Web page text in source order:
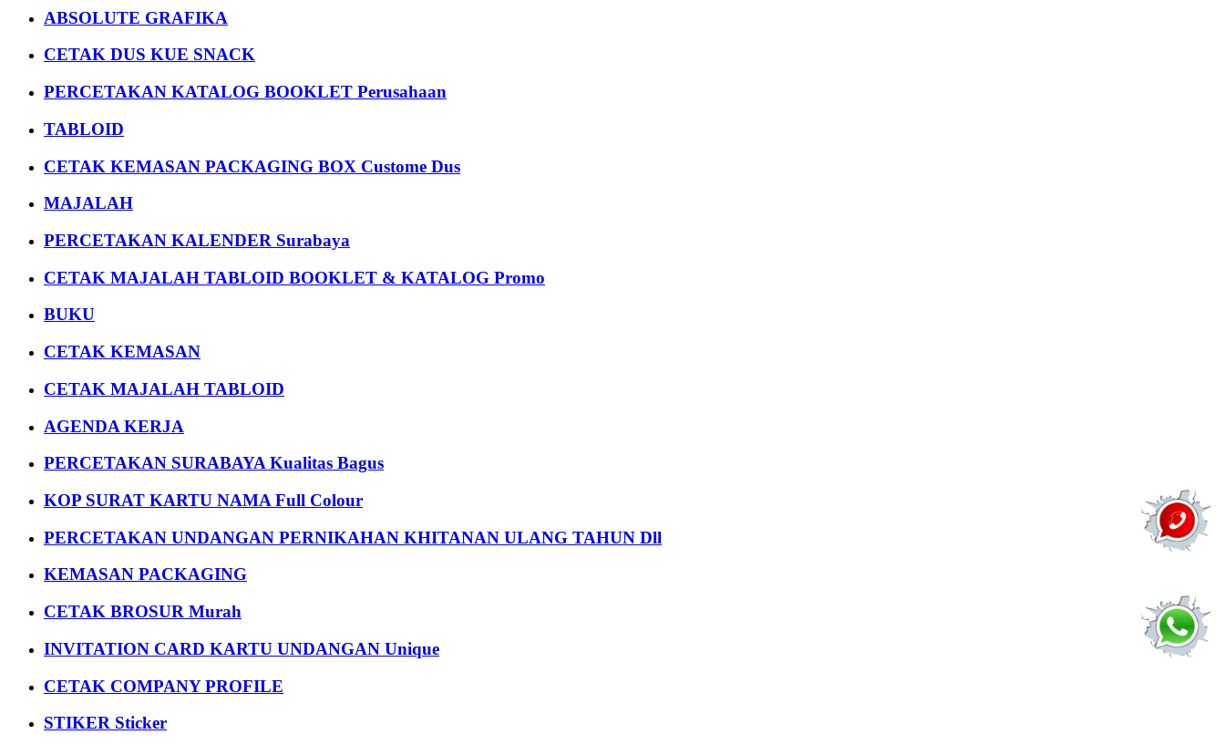
ABSOLUTE GRAFIKA
CETAK DUS KUE SNACK
PERCETAKAN KATALOG BOOKLET Perusahaan
TABLOID
CETAK KEMASAN PACKAGING BOX Custome Dus
MAJALAH
PERCETAKAN KALENDER Surabaya
CETAK MAJALAH TABLOID BOOKLET & KATALOG Promo
BUKU
CETAK KEMASAN
CETAK MAJALAH TABLOID
AGENDA KERJA
PERCETAKAN SURABAYA Kualitas Bagus
KOP SURAT KARTU NAMA Full Colour
PERCETAKAN UNDANGAN PERNIKAHAN KHITANAN ULANG TAHUN Dll
KEMASAN PACKAGING
CETAK BROSUR Murah
INVITATION CARD KARTU UNDANGAN Unique
CETAK COMPANY PROFILE
STIKER Sticker